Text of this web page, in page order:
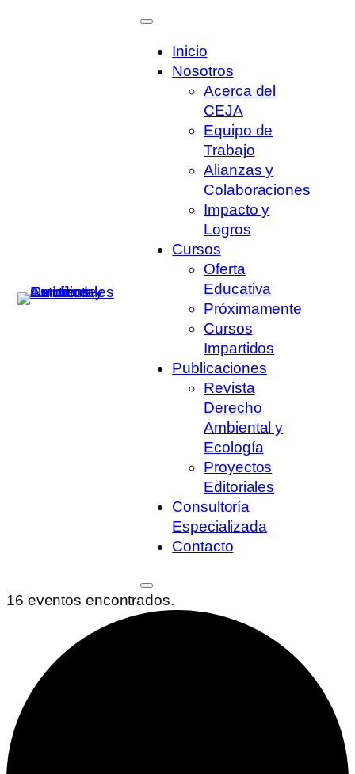
Inicio
Nosotros
Acerca del
CEJA
Equipo de
Trabajo
Alianzas y
Colaboraciones
Impacto y
Logros
Cursos
Oferta
Educativa
Próximamente
Cursos
Impartidos
Publicaciones
Revista
Derecho
Ambiental y
Ecología
Proyectos
Editoriales
Consultoría
Especializada
Contacto
16 eventos encontrados.